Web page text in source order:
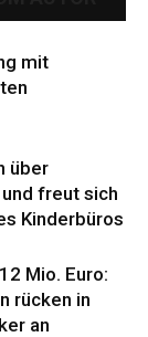
mit
über
freut sich
Kinderbüros
Mio. Euro:
rücken in
an